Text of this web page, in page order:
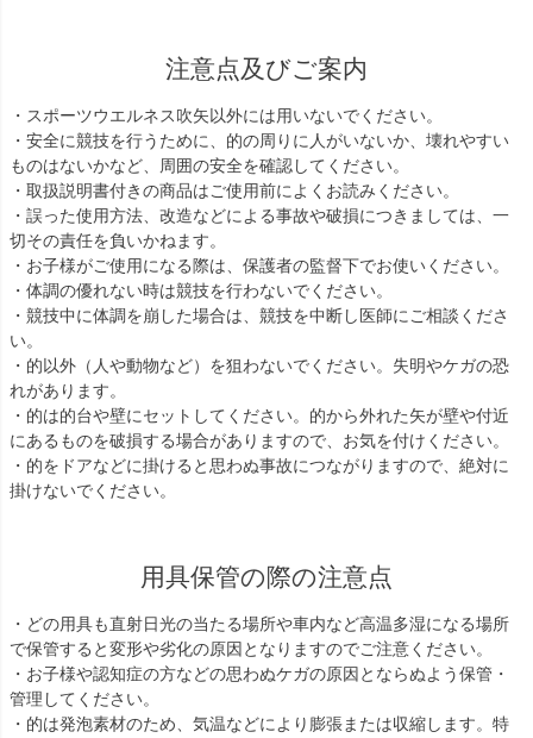
注意点及びご案内
・スポーツウエルネス吹矢以外には用いないでください。
・安全に競技を行うために、的の周りに人がいないか、壊れやすい
ものはないかなど、周囲の安全を確認してください。
・取扱説明書付きの商品はご使用前によくお読みください。
・誤った使用方法、改造などによる事故や破損につきましては、一
切その責任を負いかねます。
・お子様がご使用になる際は、保護者の監督下でお使いください。
・体調の優れない時は競技を行わないでください。
・競技中に体調を崩した場合は、競技を中断し医師にご相談くださ
い。
・的以外（人や動物など）を狙わないでください。失明やケガの恐
れがあります。
・的は的台や壁にセットしてください。的から外れた矢が壁や付近
にあるものを破損する場合がありますので、お気を付けください。
・的をドアなどに掛けると思わぬ事故につながりますので、絶対に
掛けないでください。
用具保管の際の注意点
・どの用具も直射日光の当たる場所や車内など高温多湿になる場所
で保管すると変形や劣化の原因となりますのでご注意ください。
・お子様や認知症の方などの思わぬケガの原因とならぬよう保管・
管理してください。
・的は発泡素材のため、気温などにより膨張または収縮します。特